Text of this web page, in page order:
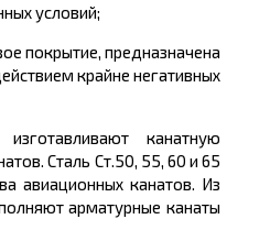
условий;
покрытие, предназначена
крайне негативных
канатную
Сталь Ст.50, 55, 60 и 65
авиационных канатов. Из
арматурные канаты